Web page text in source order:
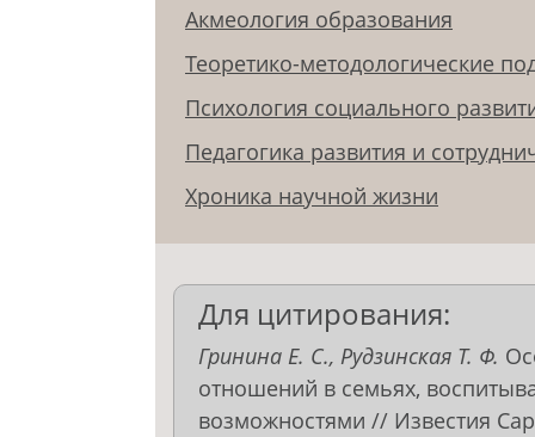
Акмеология образования
Теоретико-методологические
Психология социального
Педагогика развития и
Хроника научной жизни
Для цитирования:
Гринина Е. С., Рудзинская Т. Ф.
отношений в семьях,
возможностями // Известия